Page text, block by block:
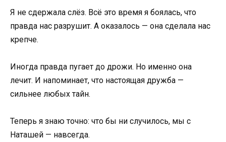
Я не сдержала слёз. Всё это время я боялась, что
правда нас разрушит. А оказалось — она сделала нас
крепче.
Иногда правда пугает до дрожи. Но именно она
лечит. И напоминает, что настоящая дружба —
сильнее любых тайн.
Теперь я знаю точно: что бы ни случилось, мы с
Наташей — навсегда.